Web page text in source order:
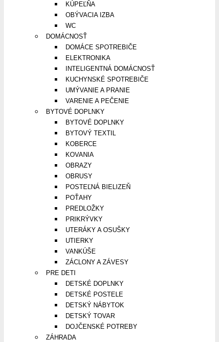
KÚPEĽŇA
OBÝVACIA IZBA
WC
DOMÁCNOSŤ
DOMÁCE SPOTREBIČE
ELEKTRONIKA
INTELIGENTNÁ DOMÁCNOSŤ
KUCHYNSKÉ SPOTREBIČE
UMÝVANIE A PRANIE
VARENIE A PEČENIE
BYTOVÉ DOPLNKY
BYTOVÉ DOPLNKY
BYTOVÝ TEXTIL
KOBERCE
KOVANIA
OBRAZY
OBRUSY
POSTEĽNÁ BIELIZEŇ
POŤAHY
PREDLOŽKY
PRIKRÝVKY
UTERÁKY A OSUŠKY
UTIERKY
VANKÚŠE
ZÁCLONY A ZÁVESY
PRE DETI
DETSKÉ DOPLNKY
DETSKÉ POSTELE
DETSKÝ NÁBYTOK
DETSKÝ TOVAR
DOJČENSKÉ POTREBY
ZÁHRADA